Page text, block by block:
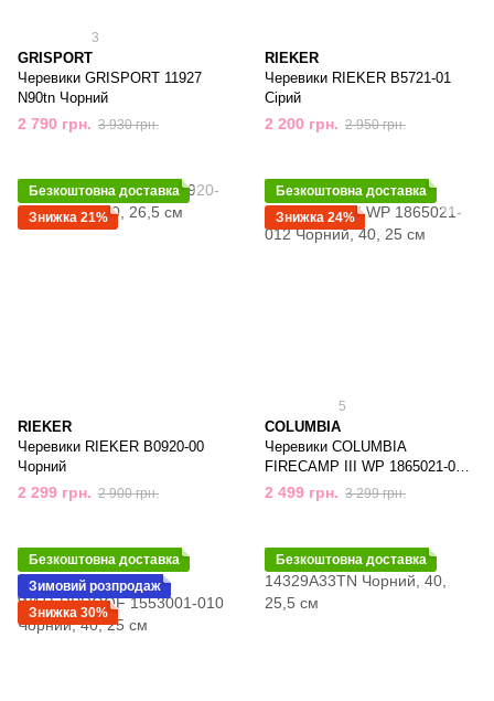
3
GRISPORT
Черевики GRISPORT 11927
N90tn Чорний
2 790 грн. 3 930 грн.
RIEKER
Черевики RIEKER B5721-01
Сірий
2 200 грн. 2 950 грн.
Безкоштовна доставка
Знижка 21%
RIEKER
Черевики RIEKER B0920-00
Чорний
2 299 грн. 2 900 грн.
Безкоштовна доставка
Знижка 24%
5
COLUMBIA
Черевики COLUMBIA
FIRECAMP III WP 1865021-012
Чорний
2 499 грн. 3 299 грн.
Безкоштовна доставка
Зимовий розпродаж
Знижка 30%
Безкоштовна доставка